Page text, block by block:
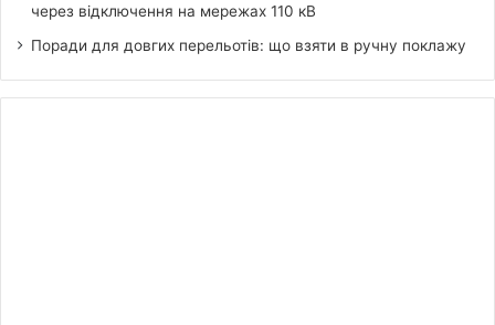
через відключення на мережах 110 кВ
Поради для довгих перельотів: що взяти в ручну поклажу